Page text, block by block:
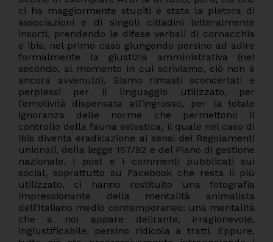
ci ha maggiormente stupiti è stata la pletora di
associazioni e di singoli cittadini letteralmente
insorti, prendendo le difese verbali di cornacchia
e ibis, nel primo caso giungendo persino ad adire
formalmente la giustizia amministrativa (nel
secondo, al momento in cui scriviamo, ciò non è
ancora avvenuto). Siamo rimasti sconcertati e
perplessi per il linguaggio utilizzato, per
l’emotività dispensata all’ingrosso, per la totale
ignoranza delle norme che permettono il
controllo della fauna selvatica, il quale nel caso di
ibis diventa eradicazione ai sensi dei Regolamenti
unionali, della legge 157/92 e del Piano di gestione
nazionale. I post e i commenti pubblicati sui
social, soprattutto su Facebook che resta il più
utilizzato, ci hanno restituito una fotografia
impressionante della mentalità animalista
dell’Italiano medio contemporaneo: una mentalità
che a noi appare delirante, irragionevole,
ingiustificabile, persino ridicola a tratti. Eppure,